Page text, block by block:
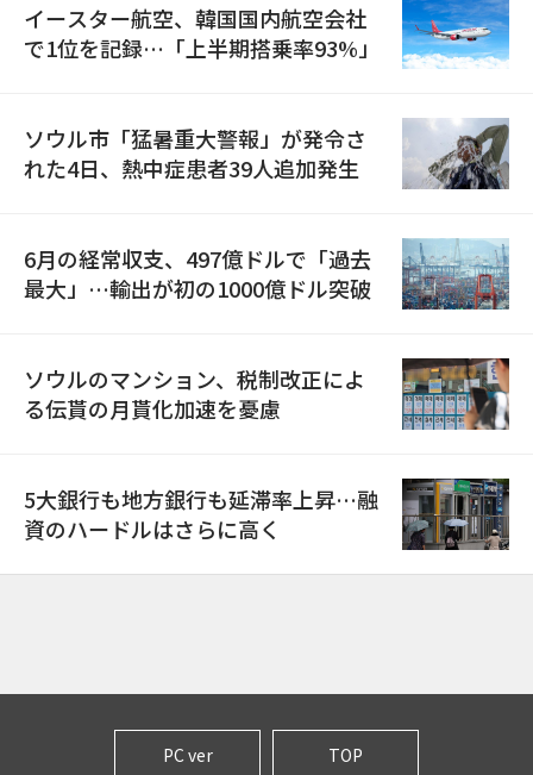
イースター航空、韓国国内航空会社
で1位を記録…「上半期搭乗率93%」
ソウル市「猛暑重大警報」が発令さ
れた4日、熱中症患者39人追加発生
6月の経常収支、497億ドルで「過去
最大」…輸出が初の1000億ドル突破
ソウルのマンション、税制改正によ
る伝貰の月貰化加速を憂慮
5大銀行も地方銀行も延滞率上昇…融
資のハードルはさらに高く
PC ver TOP